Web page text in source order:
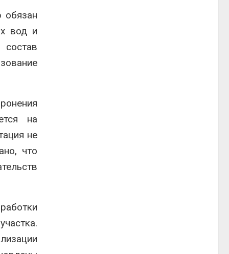
обязан
вод и
на
не
что